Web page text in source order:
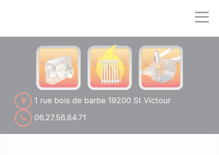
1 rue bois de barbe 19200 St Victour
06.27.56.64.71